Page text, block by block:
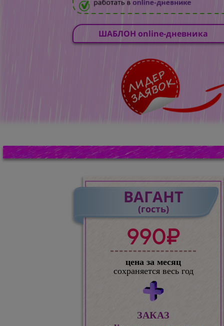
ШАБЛОН online-дневника
ВАГАНТ
(гость)
990₽
цена за месяц
сохраняется весь год
ЗАКАЗ